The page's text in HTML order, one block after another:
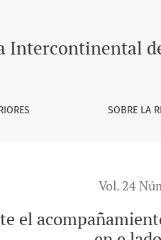
Intercontinental
SOBRE LA
Vol. 24
el